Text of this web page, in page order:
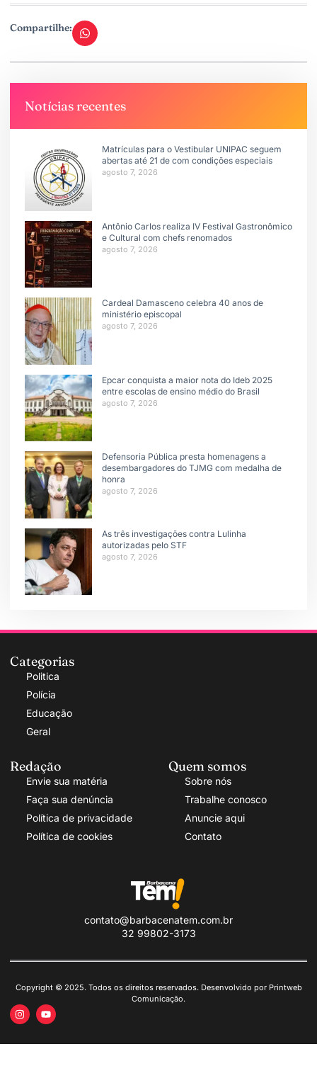
Compartilhe:
Notícias recentes
Matrículas para o Vestibular UNIPAC seguem
abertas até 21 de com condições especiais
agosto 7, 2026
Antônio Carlos realiza IV Festival Gastronômico
e Cultural com chefs renomados
agosto 7, 2026
Cardeal Damasceno celebra 40 anos de
ministério episcopal
agosto 7, 2026
Epcar conquista a maior nota do Ideb 2025
entre escolas de ensino médio do Brasil
agosto 7, 2026
Defensoria Pública presta homenagens a
desembargadores do TJMG com medalha de
honra
agosto 7, 2026
As três investigações contra Lulinha
autorizadas pelo STF
agosto 7, 2026
Categorias
Politica
Polícia
Educação
Geral
Redação
Envie sua matéria
Faça sua denúncia
Política de privacidade
Política de cookies
Quem somos
Sobre nós
Trabalhe conosco
Anuncie aqui
Contato
contato@barbacenatem.com.br
32 99802-3173
Copyright © 2025. Todos os direitos reservados. Desenvolvido por Printweb
Comunicação.